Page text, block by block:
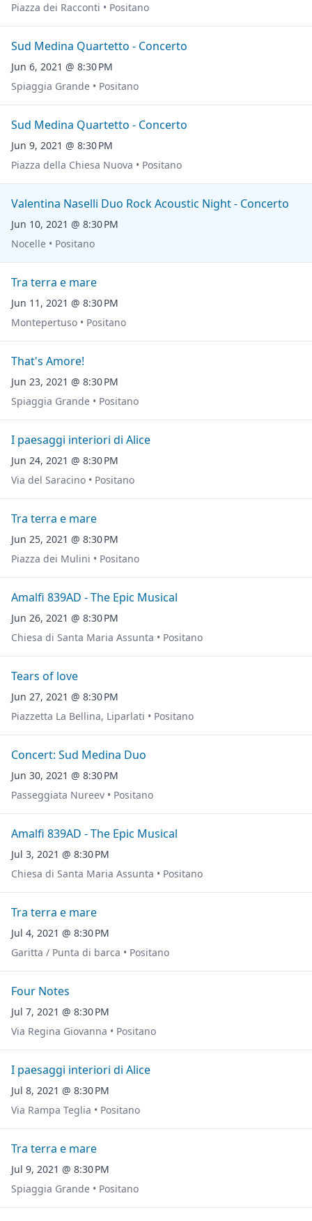
Piazza dei Racconti • Positano
Sud Medina Quartetto - Concerto
Jun 6, 2021 @ 8:30 PM
Spiaggia Grande • Positano
Sud Medina Quartetto - Concerto
Jun 9, 2021 @ 8:30 PM
Piazza della Chiesa Nuova • Positano
Valentina Naselli Duo Rock Acoustic Night - Concerto
Jun 10, 2021 @ 8:30 PM
Nocelle • Positano
Tra terra e mare
Jun 11, 2021 @ 8:30 PM
Montepertuso • Positano
That's Amore!
Jun 23, 2021 @ 8:30 PM
Spiaggia Grande • Positano
I paesaggi interiori di Alice
Jun 24, 2021 @ 8:30 PM
Via del Saracino • Positano
Tra terra e mare
Jun 25, 2021 @ 8:30 PM
Piazza dei Mulini • Positano
Amalfi 839AD - The Epic Musical
Jun 26, 2021 @ 8:30 PM
Chiesa di Santa Maria Assunta • Positano
Tears of love
Jun 27, 2021 @ 8:30 PM
Piazzetta La Bellina, Liparlati • Positano
Concert: Sud Medina Duo
Jun 30, 2021 @ 8:30 PM
Passeggiata Nureev • Positano
Amalfi 839AD - The Epic Musical
Jul 3, 2021 @ 8:30 PM
Chiesa di Santa Maria Assunta • Positano
Tra terra e mare
Jul 4, 2021 @ 8:30 PM
Garitta / Punta di barca • Positano
Four Notes
Jul 7, 2021 @ 8:30 PM
Via Regina Giovanna • Positano
I paesaggi interiori di Alice
Jul 8, 2021 @ 8:30 PM
Via Rampa Teglia • Positano
Tra terra e mare
Jul 9, 2021 @ 8:30 PM
Spiaggia Grande • Positano